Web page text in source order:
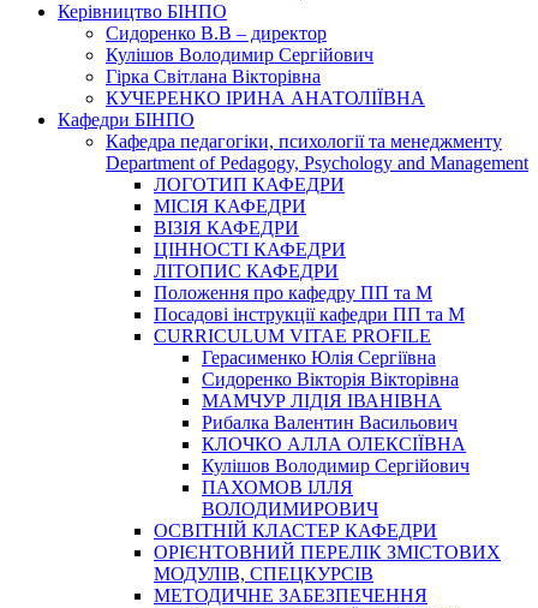
Керівництво БІНПО
Сидоренко В.В – директор
Кулішов Володимир Сергійович
Гірка Світлана Вікторівна
КУЧЕРЕНКО ІРИНА АНАТОЛІЇВНА
Кафедри БІНПО
Кафедра педагогіки, психології та менеджменту
Department of Pedagogy, Psychology and Management
ЛОГОТИП КАФЕДРИ
МІСІЯ КАФЕДРИ
ВІЗІЯ КАФЕДРИ
ЦІННОСТІ КАФЕДРИ
ЛІТОПИС КАФЕДРИ
Положення про кафедру ПП та М
Посадові інструкції кафедри ПП та М
CURRICULUM VITAE PROFILE
Герасименко Юлія Сергіївна
Сидоренко Вікторія Вікторівна
МАМЧУР ЛІДІЯ ІВАНІВНА
Рибалка Валентин Васильович
КЛОЧКО АЛЛА ОЛЕКСІЇВНА
Кулішов Володимир Сергійович
ПАХОМОВ ІЛЛЯ
ВОЛОДИМИРОВИЧ
ОСВІТНІЙ КЛАСТЕР КАФЕДРИ
ОРІЄНТОВНИЙ ПЕРЕЛІК ЗМІСТОВИХ
МОДУЛІВ, СПЕЦКУРСІВ
МЕТОДИЧНЕ ЗАБЕЗПЕЧЕННЯ